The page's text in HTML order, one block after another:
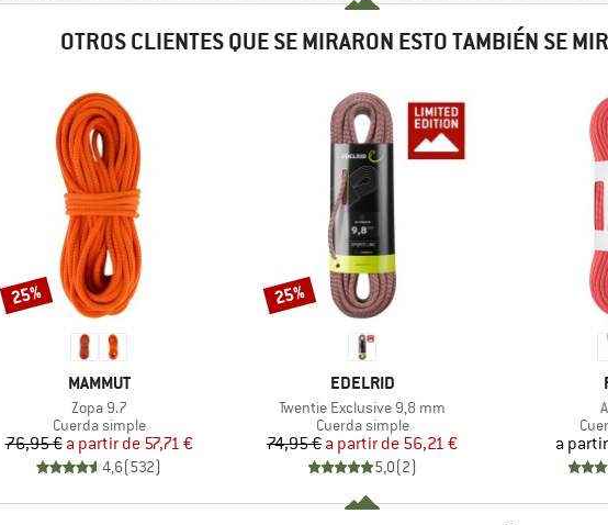
OTROS CLIENTES QUE SE MIRARON ESTO TAMBIÉN SE
MARCA
MAMMUT
Artículo
Zopa 9.7
Product group
Cuerda simple
Precio
76,95 € Precio reducido
a partir de 57,71 €
4,6(532)
Descuento
25%
MARCA
EDELRID
Artículo
Twentie Exclusive 9,8 mm
Product group
Cuerda simple
Precio
74,95 € Precio reducido
a partir de 56,21 €
5,0(2)
Descuento
25%
a